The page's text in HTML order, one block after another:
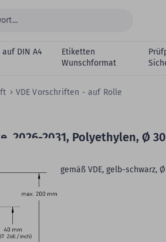
DIN A4
Etiketten
Wunschformat
VDE Vorschriften - auf Rolle
2026-2031, Polyethylen, Ø 30
Geprüft gemäß VDE, gelb-schwarz,